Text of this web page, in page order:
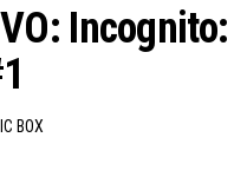
Incognito:
BOX